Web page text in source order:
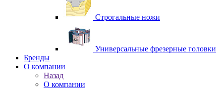
Строгальные ножи
Универсальные фрезерные головки
Бренды
O компании
Назад
O компании